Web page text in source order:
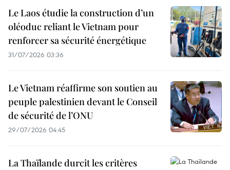
Le Laos étudie la construction d’un
oléoduc reliant le Vietnam pour
renforcer sa sécurité énergétique
31/07/2026 03:36
Le Vietnam réaffirme son soutien au
peuple palestinien devant le Conseil
de sécurité de l’ONU
29/07/2026 04:45
La Thaïlande durcit les critères